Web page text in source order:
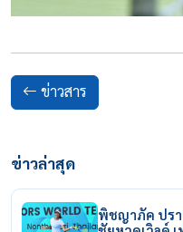
ข่าวสาร
ข่าวล่าสุด
พิชญาภัค ปรา